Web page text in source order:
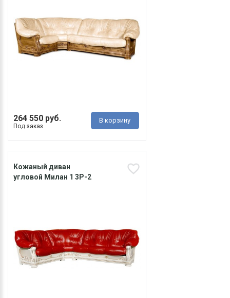
264 550 руб.
Под заказ
В корзину
Кожаный диван
угловой Милан 1 3Р-2